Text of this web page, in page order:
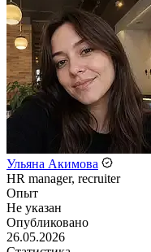
Ульяна Акимова
HR manager, recruiter
Опыт
Не указан
Опубликовано
26.05.2026